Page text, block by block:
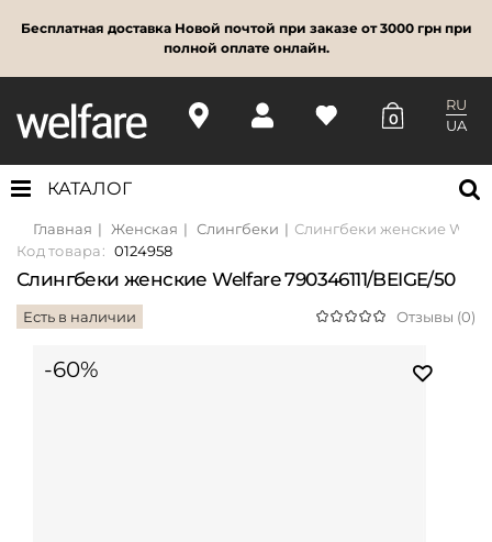
Бесплатная доставка Новой почтой при заказе от 3000 грн при
полной оплате онлайн.
0
RU
UA
КАТАЛОГ
Главная Женская Слингбеки
Слингбеки женские
Код товара: 0124958
Слингбеки женские Welfare 790346111/BEIGE/50
Есть в наличии Отзывы (0)
-60%